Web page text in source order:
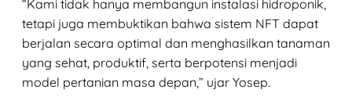
“Kami tidak hanya membangun instalasi hidroponik,
tetapi juga membuktikan bahwa sistem NFT dapat
berjalan secara optimal dan menghasilkan tanaman
yang sehat, produktif, serta berpotensi menjadi
model pertanian masa depan,” ujar Yosep.